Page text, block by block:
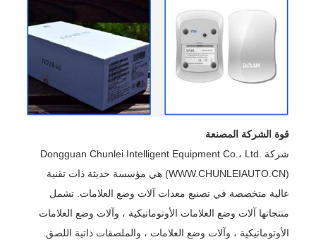
قوة الشركة المصنعة
شركة Dongguan Chunlei Intelligent Equipment Co.، Ltd.
(WWW.CHUNLEIAUTO.CN) هي مؤسسة حديثة ذات تقنية
عالية متخصصة في تصنيع معدات آلات وضع العلامات. تشمل
منتجاتها آلات وضع العلامات الأوتوماتيكية ، وآلات وضع العلامات
الأوتوماتيكية ، وآلات وضع العلامات ، والملصقات ذاتية اللصق.